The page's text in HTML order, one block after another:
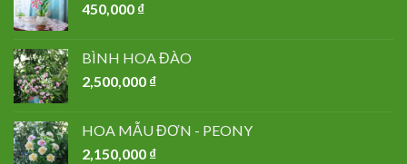
450,000 ₫
BÌNH HOA ĐÀO
2,500,000 ₫
HOA MẪU ĐƠN - PEONY
2,150,000 ₫